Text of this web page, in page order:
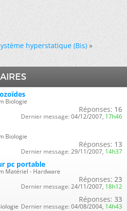
hyperstatique (Bis) »
Biologie
Réponses: 16
Dernier message: 04/12/2007, 17h46
Biologie
Réponses: 13
Dernier message: 29/11/2007, 14h37
pc portable
Matériel - Hardware
Réponses: 23
Dernier message: 24/11/2007, 18h12
Réponses: 33
Dernier message: 04/08/2004, 14h43